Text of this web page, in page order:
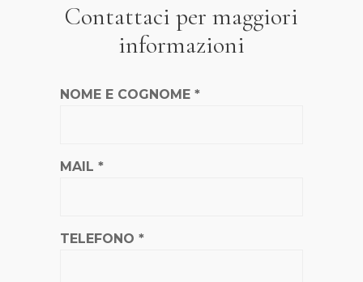
Contattaci per maggiori
informazioni
NOME E COGNOME *
MAIL *
TELEFONO *